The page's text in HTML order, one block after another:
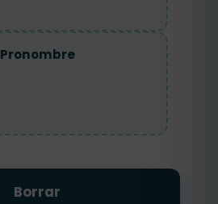
Pronombre
Borrar